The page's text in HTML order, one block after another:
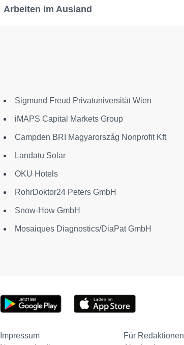
Arbeiten im Ausland
Sigmund Freud Privatuniversität Wien
iMAPS Capital Markets Group
Campden BRI Magyarország Nonprofit Kft
Landatu Solar
OKU Hotels
RohrDoktor24 Peters GmbH
Snow-How GmbH
Mosaiques Diagnostics/DiaPat GmbH
Impressum Für Redaktionen